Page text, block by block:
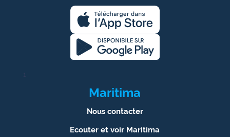
1
Maritima
Nous contacter
Ecouter et voir Maritima